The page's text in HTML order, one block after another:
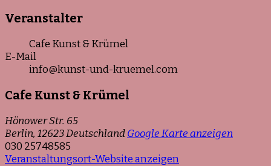
Veranstalter
Cafe Kunst & Krümel
E-Mail
info@kunst-und-kruemel.com
Cafe Kunst & Krümel
Hönower Str. 65
Berlin, 12623DeutschlandGoogle Karte anzeigen
030 25748585
Veranstaltungsort-Website anzeigen